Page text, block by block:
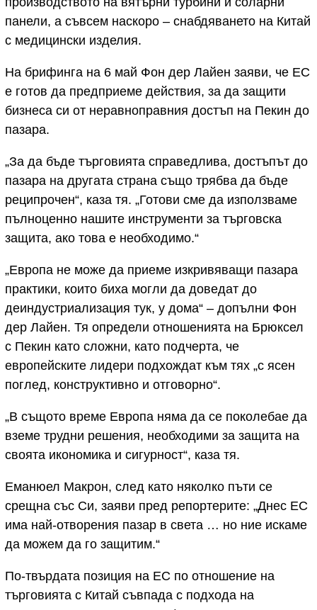
панели, а съвсем наскоро – снабдяването на Китай
с медицински изделия.
На брифинга на 6 май Фон дер Лайен заяви, че ЕС
е готов да предприеме действия, за да защити
бизнеса си от неравноправния достъп на Пекин до
пазара.
„За да бъде търговията справедлива, достъпът до
пазара на другата страна също трябва да бъде
реципрочен“, каза тя. „Готови сме да използваме
пълноценно нашите инструменти за търговска
защита, ако това е необходимо.“
„Европа не може да приеме изкривяващи пазара
практики, които биха могли да доведат до
деиндустриализация тук, у дома“ – допълни Фон
дер Лайен. Тя определи отношенията на Брюксел
с Пекин като сложни, като подчерта, че
европейските лидери подхождат към тях „с ясен
поглед, конструктивно и отговорно“.
„В същото време Европа няма да се поколебае да
вземе трудни решения, необходими за защита на
своята икономика и сигурност“, каза тя.
Еманюел Макрон, след като няколко пъти се
срещна със Си, заяви пред репортерите: „Днес ЕС
има най-отворения пазар в света … но ние искаме
да можем да го защитим.“
По-твърдата позиция на ЕС по отношение на
търговията с Китай съвпада с подхода на